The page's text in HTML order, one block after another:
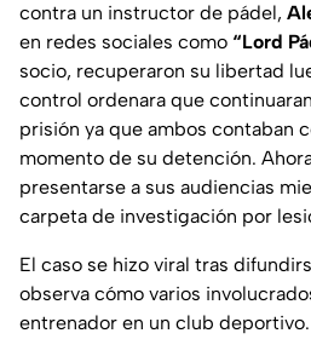
contra un instructor de pádel,
en redes sociales como “Lord
socio, recuperaron su libertad
control ordenara que
prisión ya que ambos contaban
momento de su detención.
presentarse a sus audiencias
carpeta de investigación por
El caso se hizo viral tras
observa cómo varios
entrenador en un club